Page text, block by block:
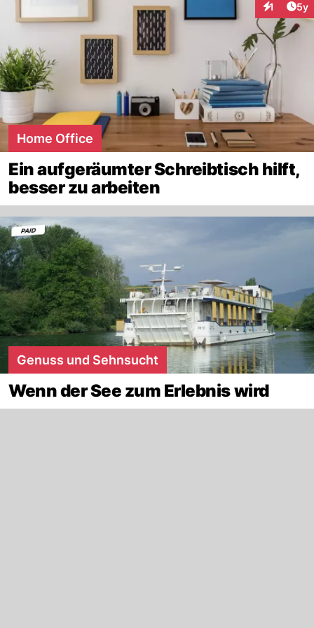
1 5y
Home Office
Ein aufgeräumter Schreibtisch hilft,
besser zu arbeiten
Genuss und Sehnsucht
Wenn der See zum Erlebnis wird